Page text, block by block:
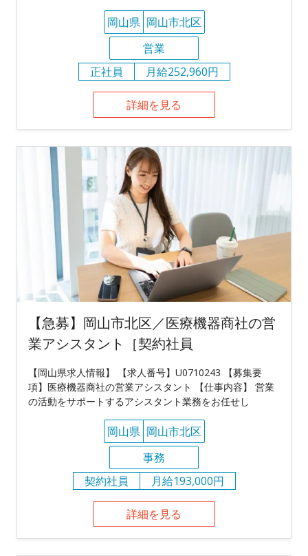
岡山県 岡山市北区
営業
正社員
月給252,960円
詳細を見る
【急募】岡山市北区／医療機器商社の営
業アシスタント［契約社員
【岡山県求人情報】 【求人番号】U0710243 【募集要
項】医療機器商社の営業アシスタント 【仕事内容】 営業
の活動をサポートするアシスタント業務をお任せし
岡山県 岡山市北区
事務
契約社員
月給193,000円
詳細を見る